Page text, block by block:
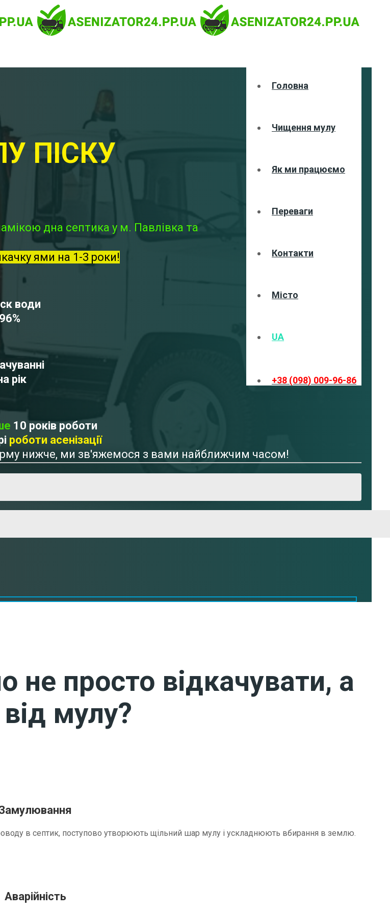
Головна
Чищення мулу
Як ми працюємо
Переваги
Контакти
Місто
UA
+38 (098) 009-96-86
ПІСКУ
дна септика у м. Павлівка та
ями на 1-3 роки!
води
рік
10 років роботи
роботи асенізації
нижче, ми зв'яжемося з вами найближчим часом!
не просто відкачувати, а
мулу?
в септик, поступово утворюють щільний шар мулу і ускладнюють вбирання в землю.
Аварійність